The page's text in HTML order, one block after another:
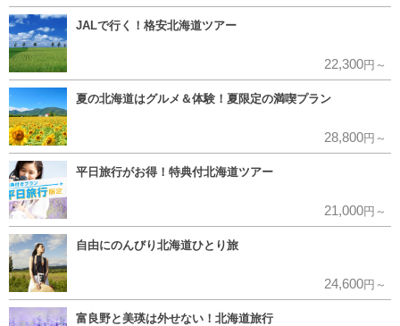
JALで行く！格安北海道ツアー
22,300円～
夏の北海道はグルメ＆体験！夏限定の満喫プラン
28,800円～
平日旅行がお得！特典付北海道ツアー
21,000円～
自由にのんびり北海道ひとり旅
24,600円～
富良野と美瑛は外せない！北海道旅行